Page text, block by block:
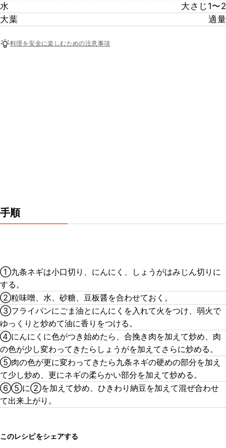
水
大さじ1〜2
大葉
適量
料理を安全に楽しむための注意事項
手順
①九条ネギは小口切り、にんにく、しょうがはみじん切りに
する。
②粒味噌、水、砂糖、豆板醤を合わせておく。
③フライパンにごま油とにんにくを入れて火をつけ、弱火で
ゆっくりと炒めて油に香りをつける。
④にんにくに色がつき始めたら、合挽き肉を加えて炒め、肉
の色が少し変わってきたらしょうがを加えてさらに炒める。
⑤肉の色が更に変わってきたら九条ネギの硬めの部分を加え
て少し炒め、更にネギの柔らかい部分を加えて炒める。
⑥⑤に②を加えて炒め、ひきわり納豆を加えて混ぜ合わせ
て出来上がり。
このレシピをシェアする